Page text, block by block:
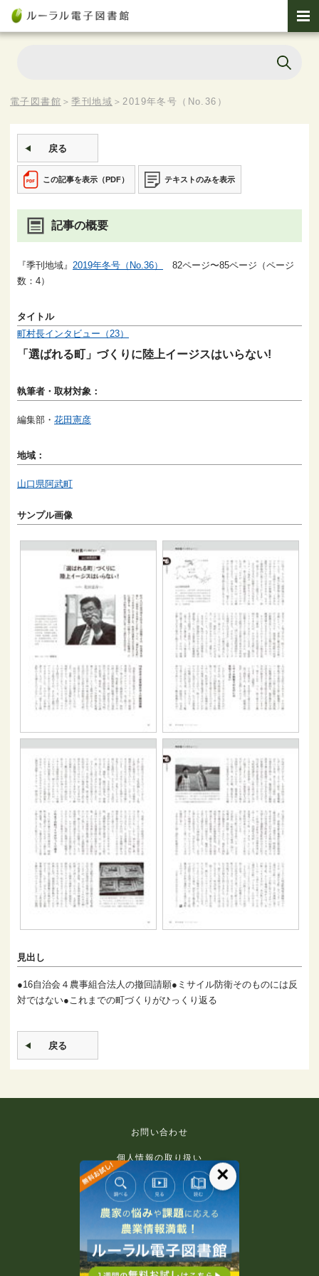
電子図書館 ＞季刊地域 ＞2019年冬号（No.36）
戻る
この記事を表示（PDF） テキストのみを表示
記事の概要
『季刊地域』 2019年冬号（No.36）
82ページ〜85ページ（ページ
数：4）
タイトル
町村長インタビュー（23）
「選ばれる町」づくりに陸上イージスはいらない!
執筆者・取材対象：
編集部・ 花田憲彦
地域：
山口県阿武町
サンプル画像
見出し
●16自治会４農事組合法人の撤回請願●ミサイル防衛そのものには反
対ではない●これまでの町づくりがひっくり返る
戻る
お問い合わせ
個人情報の取り扱い
免責事項
利用規約
推奨環境
著作権等について
×